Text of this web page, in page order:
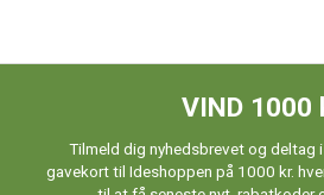
VIND 1000
Tilmeld dig nyhedsbrevet og deltag
gavekort til Ideshoppen på 1000 kr.